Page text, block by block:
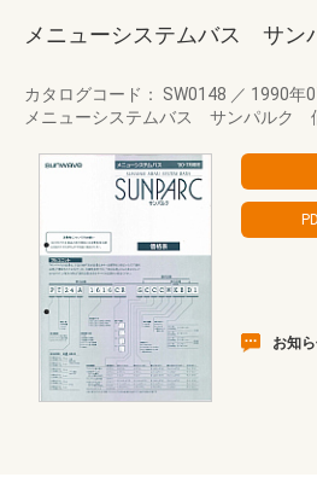
メニューシステムバス サ
カタログコード： SW0148 ／ 1990年
メニューシステムバス サンパルク
お知